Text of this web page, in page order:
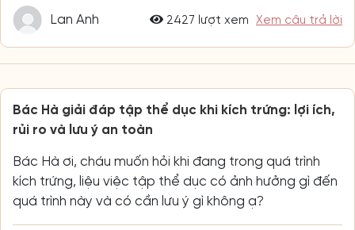
Lan Anh 2427 lượt xem Xem câu trả lời
Bác Hà giải đáp tập thể dục khi kích trứng: lợi ích,
rủi ro và lưu ý an toàn
Bác Hà ơi, cháu muốn hỏi khi đang trong quá trình
kích trứng, liệu việc tập thể dục có ảnh hưởng gì đến
quá trình này và có cần lưu ý gì không ạ?